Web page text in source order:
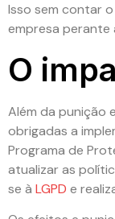
Isso sem contar
empresa perante
O
Além da punição
obrigadas a
Programa de
atualizar as
se à LGPD e